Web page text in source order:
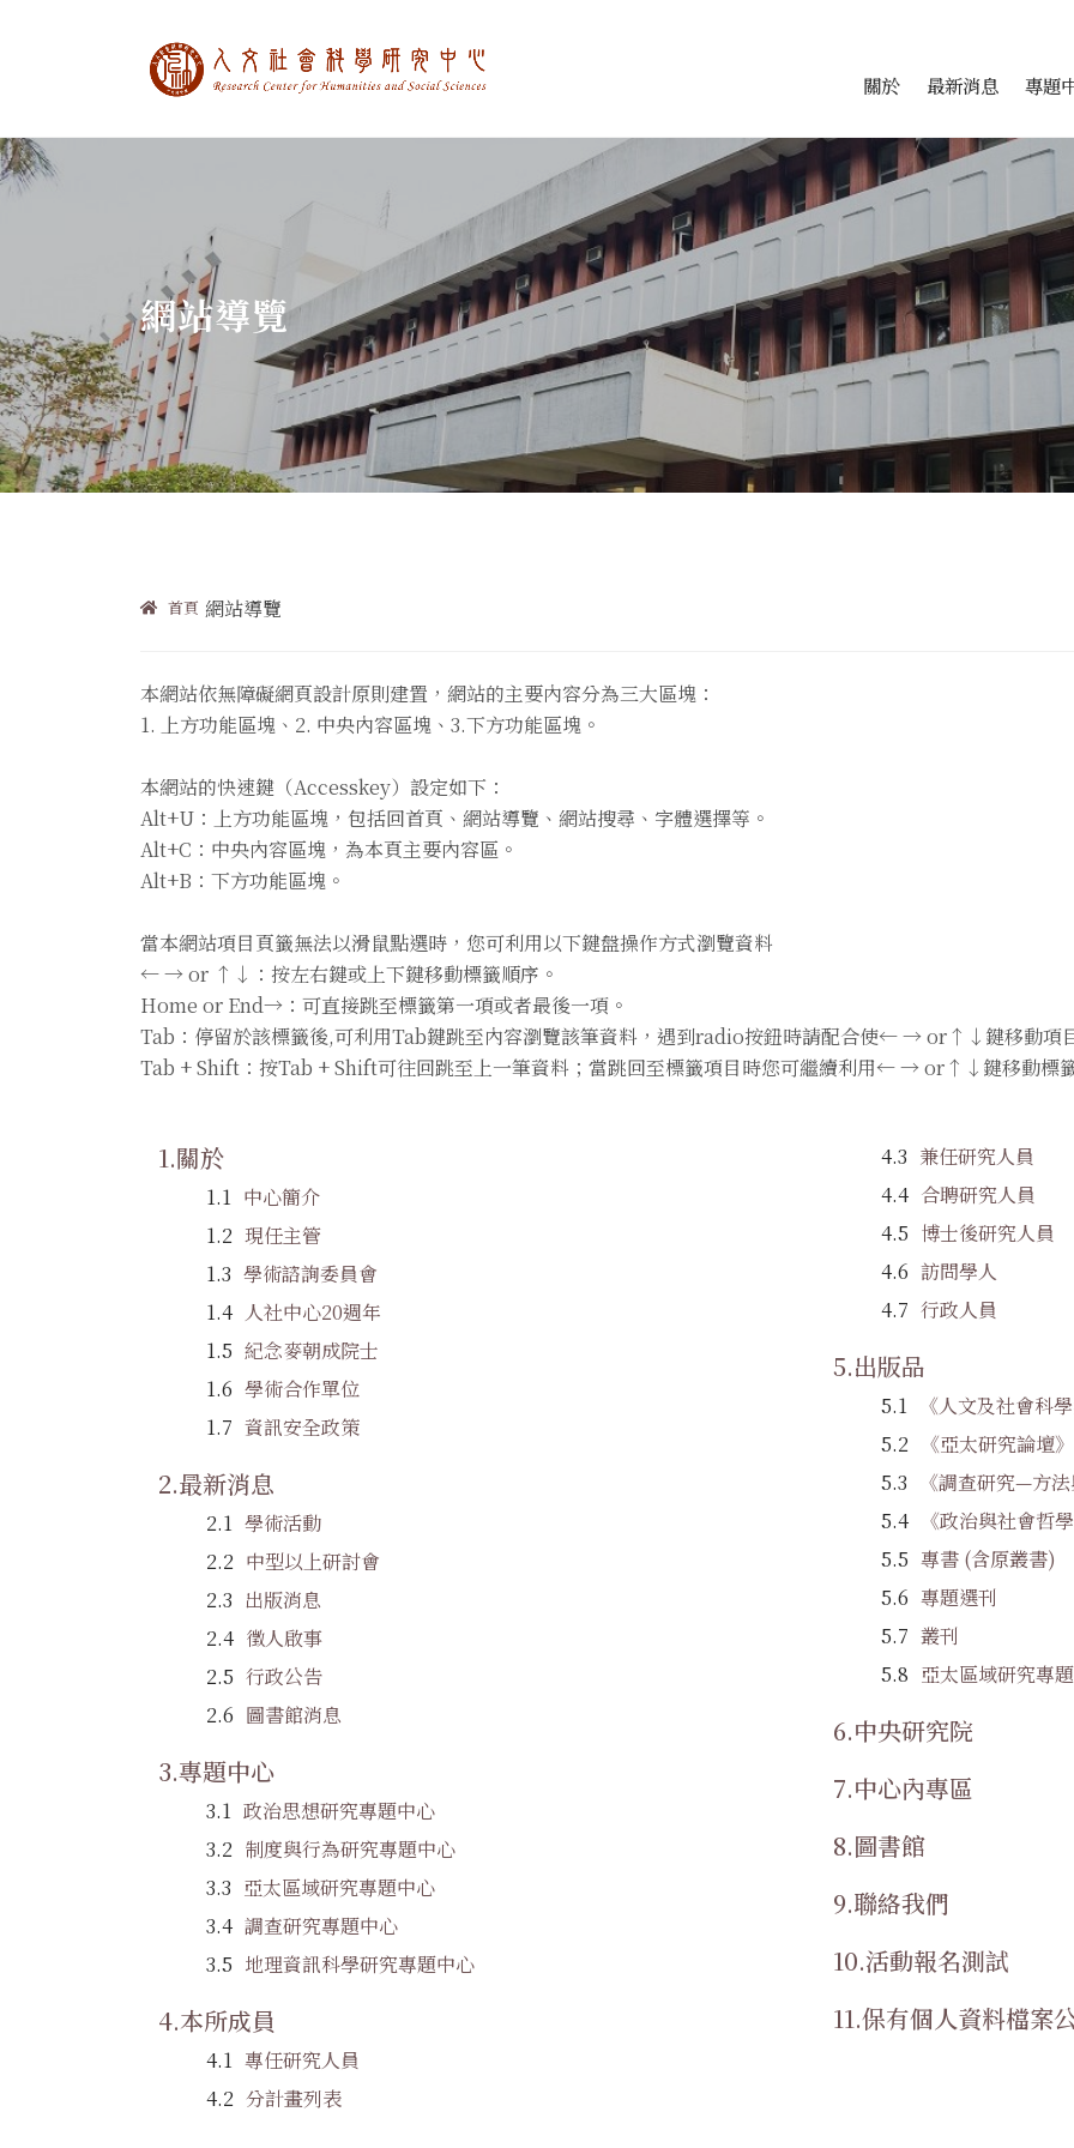
中央研究院人文社會科學研究中心 跳至中央區塊/Main
關於 最新消息 專題
:::
網站導覽
首頁 網站導覽
本網站依無障礙網頁設計原則建置，網站的主要內容分為三大區塊：
1. 上方功能區塊、2. 中央內容區塊、3.下方功能區塊。
本網站的快速鍵（Accesskey）設定如下：
Alt+U：上方功能區塊，包括回首頁、網站導覽、網站搜尋、字體選擇等。
Alt+C：中央內容區塊，為本頁主要內容區。
Alt+B：下方功能區塊。
當本網站項目頁籤無法以滑鼠點選時，您可利用以下鍵盤操作方式瀏覽資料
← → or ↑↓：按左右鍵或上下鍵移動標籤順序。
Home or End→：可直接跳至標籤第一項或者最後一項。
Tab：停留於該標籤後,可利用Tab鍵跳至內容瀏覽該筆資料，遇到radio按鈕時請配合使← → or↑↓鍵移動項
Tab + Shift：按Tab + Shift可往回跳至上一筆資料；當跳回至標籤項目時您可繼續利用← → or↑↓鍵移動標
關於
中心簡介
現任主管
學術諮詢委員會
人社中心20週年
紀念麥朝成院士
學術合作單位
資訊安全政策
最新消息
學術活動
中型以上研討會
出版消息
徵人啟事
行政公告
圖書館消息
專題中心
政治思想研究專題中心
制度與行為研究專題中心
亞太區域研究專題中心
調查研究專題中心
地理資訊科學研究專題中心
本所成員
專任研究人員
分計畫列表
兼任研究人員
合聘研究人員
博士後研究人員
訪問學人
行政人員
出版品
《人文及社會科
《亞太研究論壇》
《調查研究—方法
《政治與社會哲
專書 (含原叢書)
專題選刊
叢刊
亞太區域研究專
中央研究院
中心內專區
圖書館
聯絡我們
活動報名測試
保有個人資料檔案